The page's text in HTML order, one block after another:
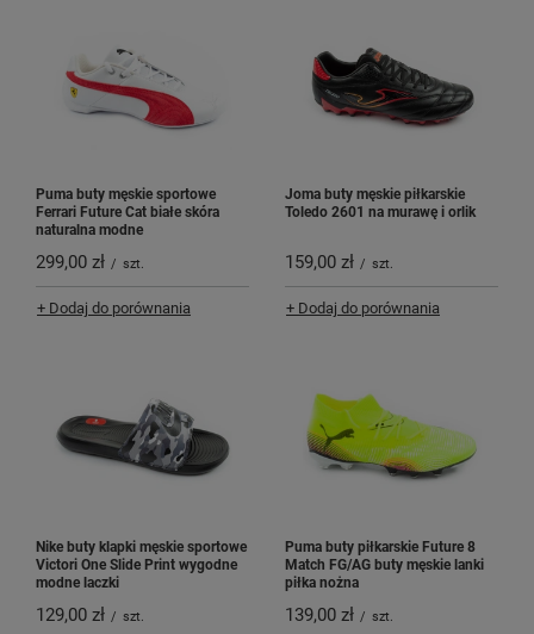
Puma buty męskie sportowe
Ferrari Future Cat białe skóra
naturalna modne
299,00 zł / szt.
+ Dodaj do porównania
Joma buty męskie piłkarskie
Toledo 2601 na murawę i orlik
159,00 zł / szt.
+ Dodaj do porównania
Nike buty klapki męskie sportowe
Victori One Slide Print wygodne
modne laczki
129,00 zł / szt.
Puma buty piłkarskie Future 8
Match FG/AG buty męskie lanki
piłka nożna
139,00 zł / szt.